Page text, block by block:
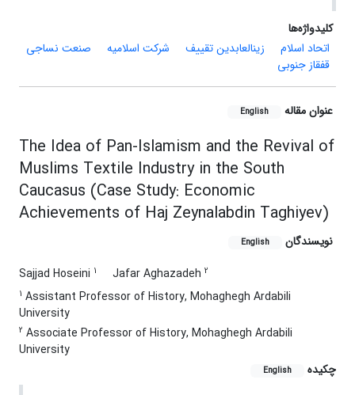
کلیدواژه‌ها
اتحاد اسلام
زین‎العابدین تقی‏یف شرکت اسلامیه
صنعت نساجی
قفقاز جنوبی
عنوان مقاله English
The Idea of Pan-Islamism and the Revival of
Muslims Textile Industry in the South
Caucasus (Case Study: Economic
Achievements of Haj Zeynalabdin Taghiyev)
نویسندگان English
Sajjad Hoseini 1 Jafar Aghazadeh 2
1 Assistant Professor of History, Mohaghegh Ardabili
University
2 Associate Professor of History, Mohaghegh Ardabili
University
چکیده
English